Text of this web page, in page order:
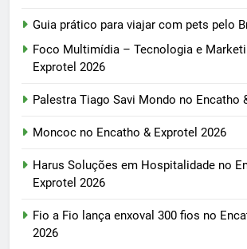
Guia prático para viajar com pets pelo
Foco Multimídia – Tecnologia e
Exprotel 2026
Palestra Tiago Savi Mondo no Encatho
Moncoc no Encatho & Exprotel 2026
Harus Soluções em Hospitalidade no
Exprotel 2026
Fio a Fio lança enxoval 300 fios no
2026